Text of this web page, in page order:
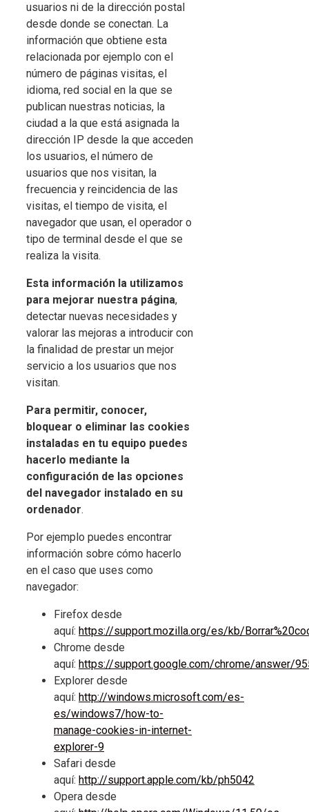
usuarios ni de la dirección postal
desde donde se conectan. La
información que obtiene esta
relacionada por ejemplo con el
número de páginas visitas, el
idioma, red social en la que se
publican nuestras noticias, la
ciudad a la que está asignada la
dirección IP desde la que acceden
los usuarios, el número de
usuarios que nos visitan, la
frecuencia y reincidencia de las
visitas, el tiempo de visita, el
navegador que usan, el operador o
tipo de terminal desde el que se
realiza la visita.
Esta información la utilizamos
para mejorar nuestra página,
detectar nuevas necesidades y
valorar las mejoras a introducir con
la finalidad de prestar un mejor
servicio a los usuarios que nos
visitan.
Para permitir, conocer,
bloquear o eliminar las cookies
instaladas en tu equipo puedes
hacerlo mediante la
configuración de las opciones
del navegador instalado en su
ordenador.
Por ejemplo puedes encontrar
información sobre cómo hacerlo
en el caso que uses como
navegador:
Firefox desde
aquí: https://support.mozilla.org/es/kb/
Chrome desde
aquí: https://support.google.com/chrome/answer/
Explorer desde
aquí: http://windows.microsoft.com/es-
es/windows7/how-to-
manage-cookies-in-internet-
explorer-9
Safari desde
aquí: http://support.apple.com/kb/ph5042
Opera desde